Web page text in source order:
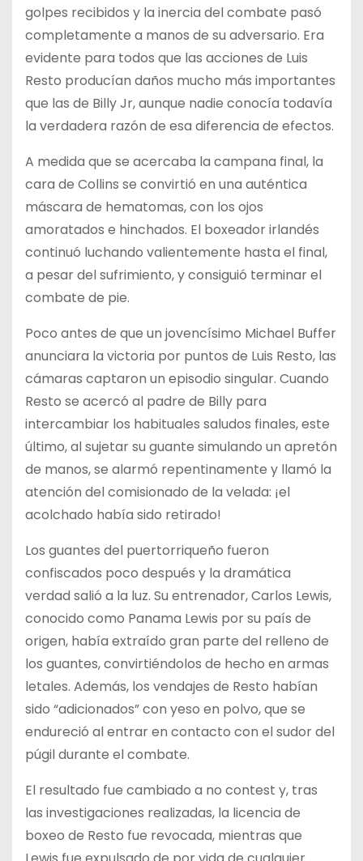
golpes recibidos y la inercia del combate pasó
completamente a manos de su adversario. Era
evidente para todos que las acciones de Luis
Resto producían daños mucho más importantes
que las de Billy Jr, aunque nadie conocía todavía
la verdadera razón de esa diferencia de efectos.
A medida que se acercaba la campana final, la
cara de Collins se convirtió en una auténtica
máscara de hematomas, con los ojos
amoratados e hinchados. El boxeador irlandés
continuó luchando valientemente hasta el final,
a pesar del sufrimiento, y consiguió terminar el
combate de pie.
Poco antes de que un jovencísimo Michael Buffer
anunciara la victoria por puntos de Luis Resto, las
cámaras captaron un episodio singular. Cuando
Resto se acercó al padre de Billy para
intercambiar los habituales saludos finales, este
último, al sujetar su guante simulando un apretón
de manos, se alarmó repentinamente y llamó la
atención del comisionado de la velada: ¡el
acolchado había sido retirado!
Los guantes del puertorriqueño fueron
confiscados poco después y la dramática
verdad salió a la luz. Su entrenador, Carlos Lewis,
conocido como Panama Lewis por su país de
origen, había extraído gran parte del relleno de
los guantes, convirtiéndolos de hecho en armas
letales. Además, los vendajes de Resto habían
sido “adicionados” con yeso en polvo, que se
endureció al entrar en contacto con el sudor del
púgil durante el combate.
El resultado fue cambiado a no contest y, tras
las investigaciones realizadas, la licencia de
boxeo de Resto fue revocada, mientras que